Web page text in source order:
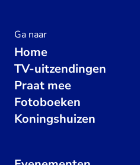
Ga naar
Home
TV-uitzendingen
Praat mee
Fotoboeken
Koningshuizen